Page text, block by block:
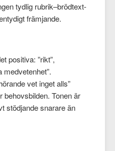
tydlig rubrik–brödtext-
främjande.
positiva: ”rikt”,
medvetenhet”.
vet inget alls”
behovsbilden. Tonen är
stödjande snarare än